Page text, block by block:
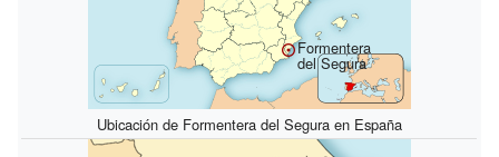
Formentera
del Segura
Ubicación de Formentera del Segura en España